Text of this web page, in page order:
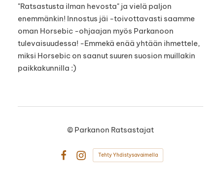
"Ratsastusta ilman hevosta" ja vielä paljon
enemmänkin! Innostus jäi -toivottavasti saamme
oman Horsebic -ohjaajan myös Parkanoon
tulevaisuudessa! -Emmekä enää yhtään ihmettele,
miksi Horsebic on saanut suuren suosion muillakin
paikkakunnilla :)
© Parkanon Ratsastajat
Tehty Yhdistysavaimella